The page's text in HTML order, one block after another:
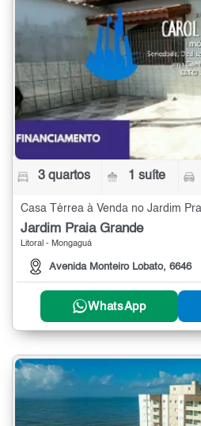
3 quartos 1 suíte
Jardim Praia Grande
Litoral - Mongaguá
Avenida Monteiro Lobato, 6646
WhatsApp